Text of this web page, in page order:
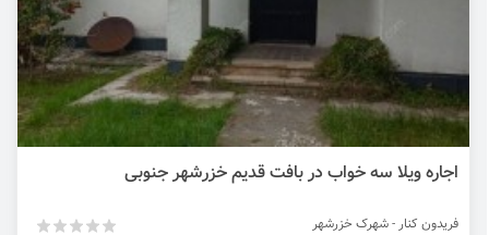
اجاره ویلا سه خواب در بافت قدیم خزرشهر جنوبی
فریدون کنار - شهرک خزرشهر